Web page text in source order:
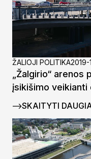
ŽALIOJI POLITIKA2019-
„Žalgirio“ arenos
įsikišimo
SKAITYTI